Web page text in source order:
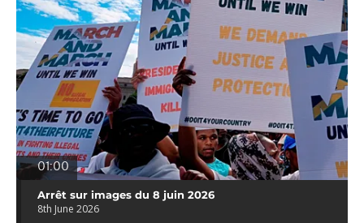
01:00
Arrêt sur images du 8 juin 2026
8th June 2026